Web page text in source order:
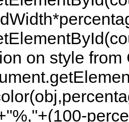
on style